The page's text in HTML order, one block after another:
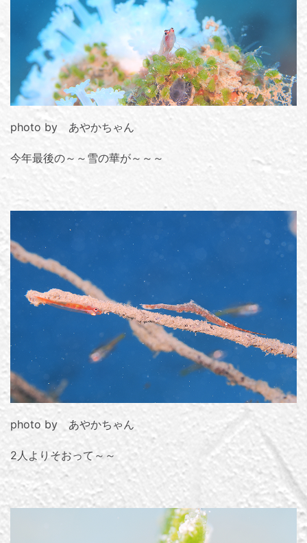
photo by あやかちゃん
今年最後の～～雪の華が～～～
photo by あやかちゃん
2人よりそおって～～